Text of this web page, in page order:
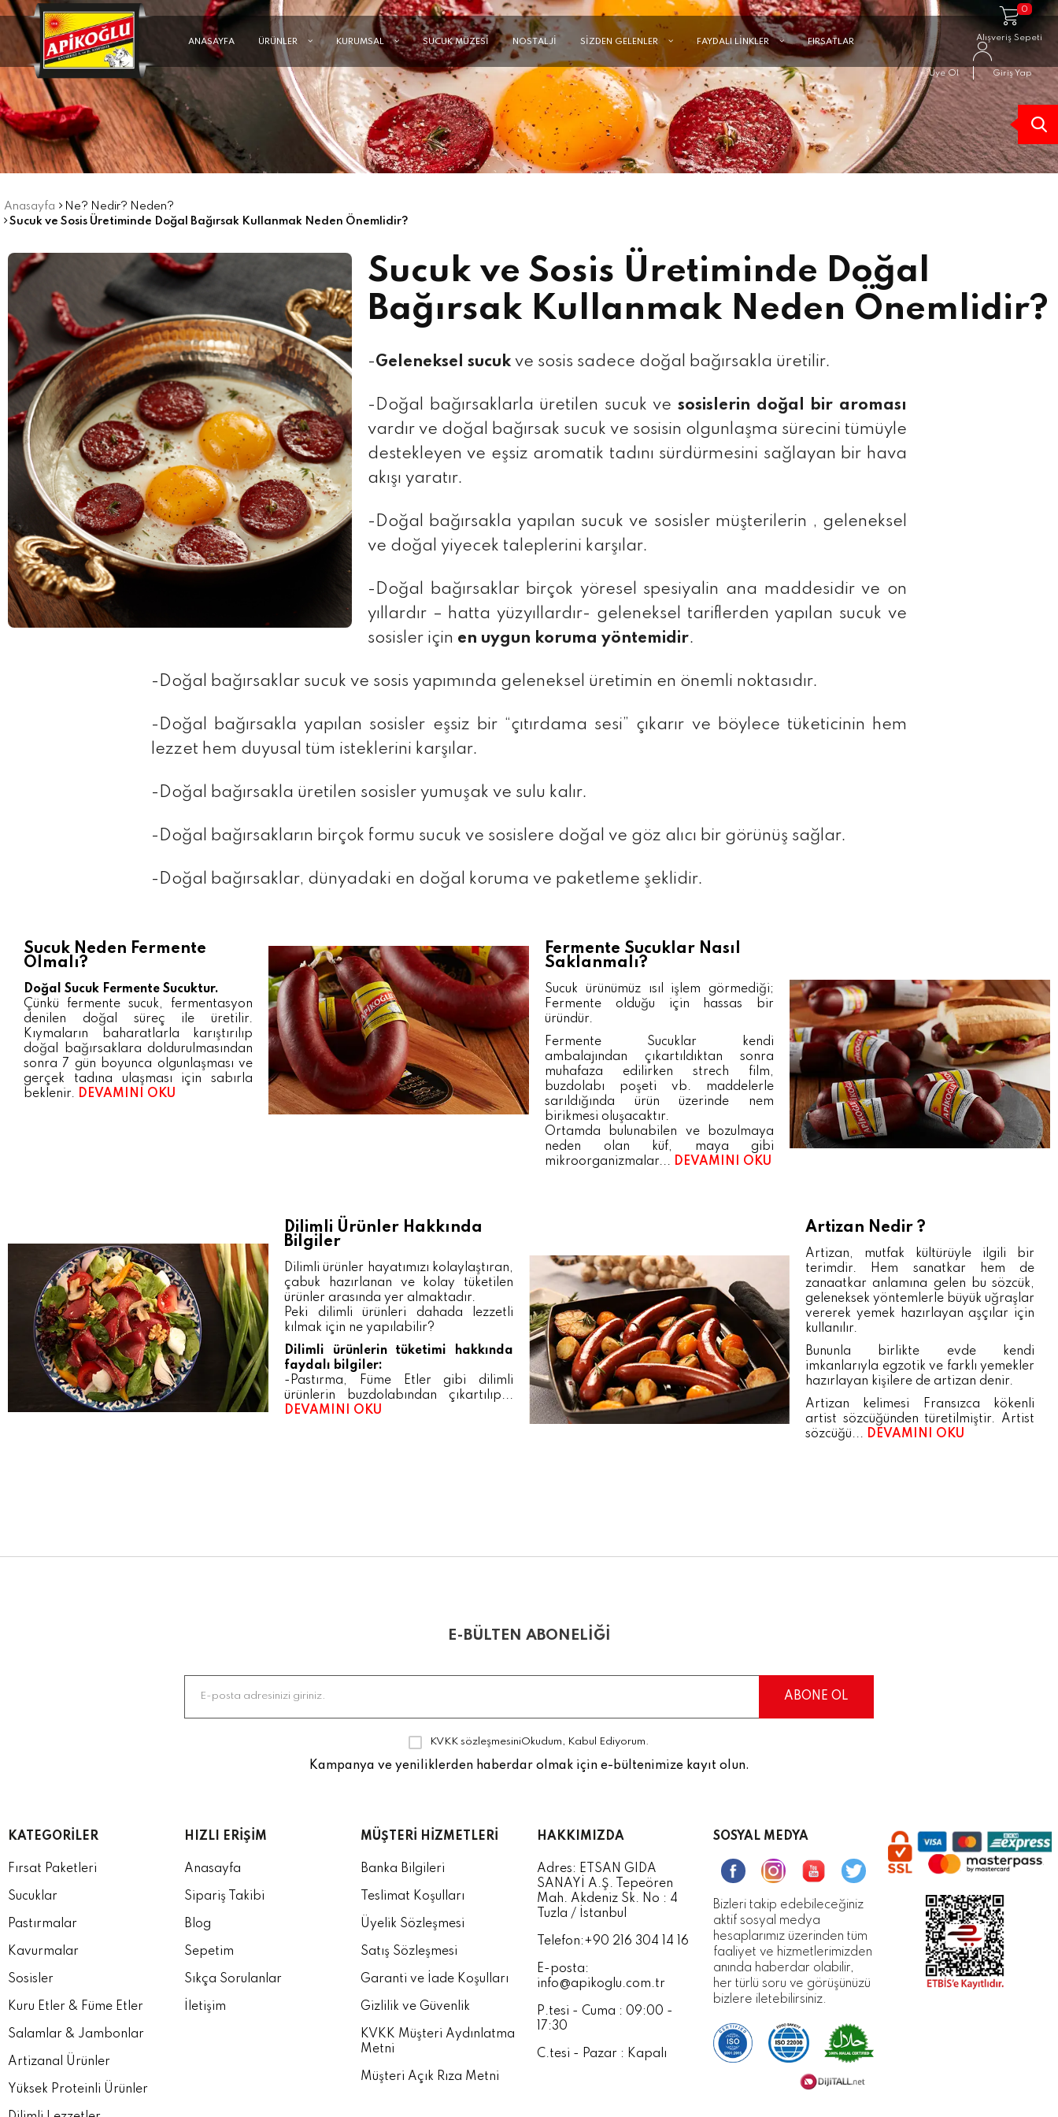
ANASAYFA ÜRÜNLER KURUMSAL SUCUK MÜZESİ NOSTALJİ SİZDEN GELENLER FAYDALI LİNKLER FIRSATLAR
0
Alışveriş Sepeti
Üye Ol Giriş Yap
Anasayfa
Ne? Nedir? Neden?
Sucuk ve Sosis Üretiminde Doğal Bağırsak Kullanmak Neden Önemlidir?
Sucuk ve Sosis Üretiminde Doğal
Bağırsak Kullanmak Neden Önemlidir?
-Geleneksel sucuk ve sosis sadece doğal bağırsakla üretilir.
-Doğal bağırsaklarla üretilen sucuk vesosislerin doğal bir aroması
vardır ve doğal bağırsak sucuk ve sosisin olgunlaşma sürecini tümüyle
destekleyen ve eşsiz aromatik tadını sürdürmesini sağlayan bir hava
akışı yaratır.
-Doğal bağırsakla yapılan sucuk ve sosisler müşterilerin , geleneksel
ve doğal yiyecek taleplerini karşılar.
-Doğal bağırsaklar birçok yöresel spesiyalin ana maddesidir ve on
yıllardır – hatta yüzyıllardır- geleneksel tariflerden yapılan sucuk ve
sosisler için en uygun koruma yöntemidir.
-Doğal bağırsaklar sucuk ve sosis yapımında geleneksel üretimin en önemli noktasıdır.
-Doğal bağırsakla yapılan sosisler eşsiz bir “çıtırdama sesi” çıkarır ve böylece tüketicinin hem
lezzet hem duyusal tüm isteklerini karşılar.
-Doğal bağırsakla üretilen sosisler yumuşak ve sulu kalır.
-Doğal bağırsakların birçok formu sucuk ve sosislere doğal ve göz alıcı bir görünüş sağlar.
-Doğal bağırsaklar, dünyadaki en doğal koruma ve paketleme şeklidir.
Sucuk Neden Fermente
Olmalı?
Doğal Sucuk Fermente Sucuktur.
Çünkü fermente sucuk, fermentasyon
denilen doğal süreç ile üretilir.
Kıymaların baharatlarla karıştırılıp
doğal bağırsaklara doldurulmasından
sonra 7 gün boyunca olgunlaşması ve
gerçek tadına ulaşması için sabırla
beklenir. DEVAMINI OKU
Fermente Sucuklar Nasıl
Saklanmalı?
Sucuk ürünümüz ısıl işlem görmediği;
Fermente olduğu için hassas bir
üründür.
Fermente Sucuklar kendi
ambalajından çıkartıldıktan sonra
muhafaza edilirken strech film,
buzdolabı poşeti vb. maddelerle
sarıldığında ürün üzerinde nem
birikmesi oluşacaktır.
Ortamda bulunabilen ve bozulmaya
neden olan küf, maya gibi
mikroorganizmalar... DEVAMINI OKU
Dilimli Ürünler Hakkında
Bilgiler
Dilimli ürünler hayatımızı kolaylaştıran,
çabuk hazırlanan ve kolay tüketilen
ürünler arasında yer almaktadır.
Peki dilimli ürünleri dahada lezzetli
kılmak için ne yapılabilir?
Dilimli ürünlerin tüketimi hakkında
faydalı bilgiler:
-Pastırma, Füme Etler gibi dilimli
ürünlerin buzdolabından çıkartılıp...
DEVAMINI OKU
Artizan Nedir ?
Artizan, mutfak kültürüyle ilgili bir
terimdir. Hem sanatkar hem de
zanaatkar anlamına gelen bu sözcük,
geleneksek yöntemlerle büyük uğraşlar
vererek yemek hazırlayan aşçılar için
kullanılır.
Bununla birlikte evde kendi
imkanlarıyla egzotik ve farklı yemekler
hazırlayan kişilere de artizan denir.
Artizan kelimesi Fransızca kökenli
artist sözcüğünden türetilmiştir. Artist
sözcüğü... DEVAMINI OKU
E-BÜLTEN ABONELİĞİ
KVKK sözleşmesiniOkudum, Kabul Ediyorum.
Kampanya ve yeniliklerden haberdar olmak için e-bültenimize kayıt olun.
KATEGORILER
Fırsat Paketleri
Sucuklar
Pastırmalar
Kavurmalar
Sosisler
Kuru Etler & Füme Etler
Salamlar & Jambonlar
Artizanal Ürünler
Yüksek Proteinli Ürünler
HIZLI ERIŞIM
Anasayfa
Sipariş Takibi
Blog
Sepetim
Sıkça Sorulanlar
İletişim
MÜŞTERI HIZMETLERI
Banka Bilgileri
Teslimat Koşulları
Üyelik Sözleşmesi
Satış Sözleşmesi
Garanti ve İade Koşulları
Gizlilik ve Güvenlik
KVKK Müşteri Aydınlatma
Metni
Müşteri Açık Rıza Metni
HAKKIMIZDA
Adres: ETSAN GIDA
SANAYİ A.Ş. Tepeören
Mah. Akdeniz Sk. No : 4
Tuzla / İstanbul
Telefon:+90 216 304 14 16
E-posta:
info@apikoglu.com.tr
P.tesi - Cuma : 09:00 -
17:30
C.tesi - Pazar : Kapalı
SOSYAL MEDYA
Bizleri takip edebileceğiniz
aktif sosyal medya
hesaplarımız üzerinden tüm
faaliyet ve hizmetlerimizden
anında haberdar olabilir,
her türlü soru ve görüşünüzü
bizlere iletebilirsiniz.